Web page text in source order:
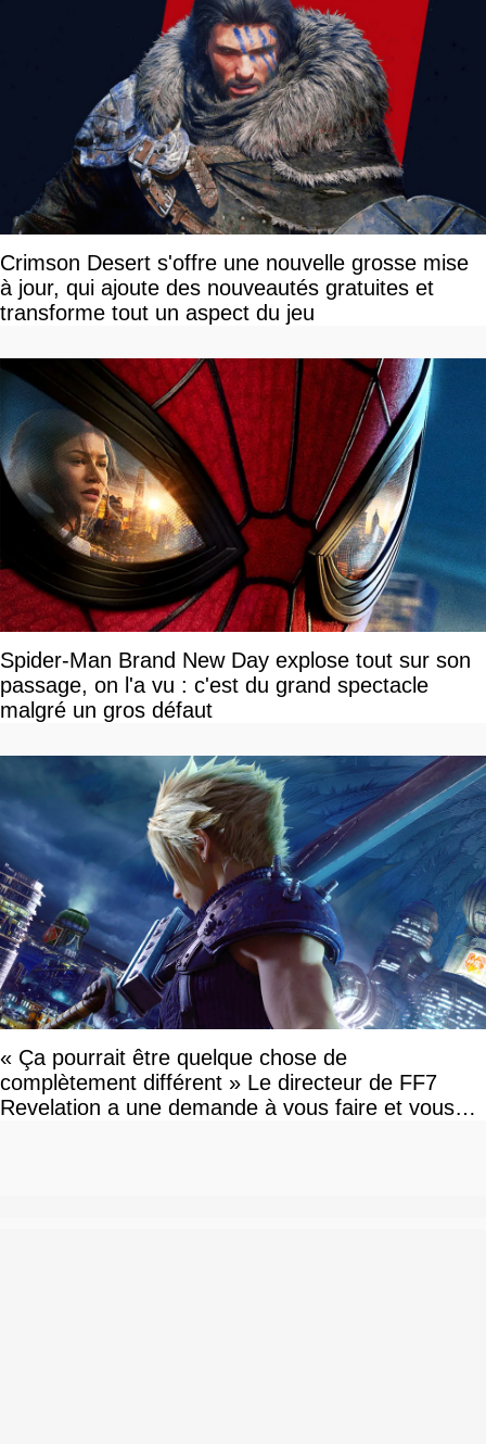
Crimson Desert s'offre une nouvelle grosse mise
à jour, qui ajoute des nouveautés gratuites et
transforme tout un aspect du jeu
Spider-Man Brand New Day explose tout sur son
passage, on l'a vu : c'est du grand spectacle
malgré un gros défaut
« Ça pourrait être quelque chose de
complètement différent » Le directeur de FF7
Revelation a une demande à vous faire et vous